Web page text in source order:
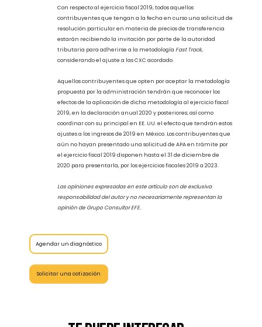
cuando el contribuyente haya tenido niveles de capacidad
ociosa durante el ejercicio fiscal 2020?
Estos cuestionamientos, y muchos más, tendrán relevancia
especial en un año tan particular y retador como ha sido el
2020 para las empresas, incluyendo aquellas que operan
industria y diferentes asociaciones relacionadas, se ha
notificado que las administraciones tributarias ya han
comunicado el inicio de reuniones de discusión para analizar
las posibles modificaciones aplicables al ejercicio fiscal 2020.
Con respecto al ejercicio fiscal 2019, todos aquellos
contribuyentes que tengan a la fecha en curso una solicitud de
resolución particular en materia de precios de transferencia
tributaria para adherirse a la metodología
Fast Track
considerando el ajuste a las CXC acordado.
propuesta por la administración tendrán que reconocer los
efectos de la aplicación de dicha metodología al ejercicio fiscal
2019, en la declaración anual 2020 y posteriores; así como
coordinar con su principal en EE. UU. el efecto que tendrán estos
2020 para presentarla, por los ejercicios fiscales 2019 a 2023.